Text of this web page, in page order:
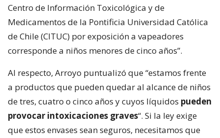
Centro de Información Toxicológica y de
Medicamentos de la Pontificia Universidad Católica
de Chile (CITUC) por exposición a vapeadores
corresponde a niños menores de cinco años”.
Al respecto, Arroyo puntualizó que “estamos frente
a productos que pueden quedar al alcance de niños
de tres, cuatro o cinco años y cuyos líquidos pueden
provocar intoxicaciones graves“. Si la ley exige
que estos envases sean seguros, necesitamos que